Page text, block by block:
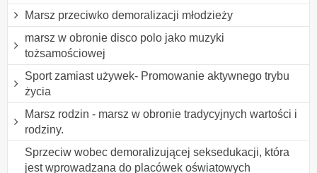
Marsz przeciwko demoralizacji młodzieży
marsz w obronie disco polo jako muzyki
tożsamościowej
Sport zamiast używek- Promowanie aktywnego trybu
życia
Marsz rodzin - marsz w obronie tradycyjnych wartości i
rodziny.
Sprzeciw wobec demoralizującej seksedukacji, która
jest wprowadzana do placówek oświatowych